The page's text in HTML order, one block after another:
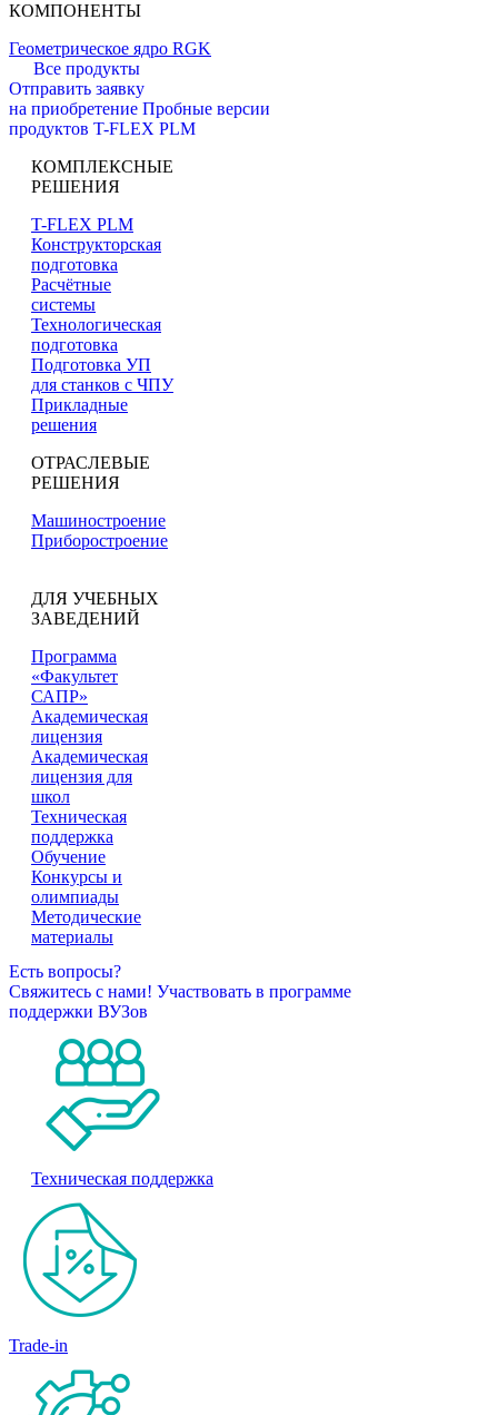
КОМПОНЕНТЫ
Геометрическое ядро RGK
Все продукты
Отправить заявку
на приобретение Пробные версии
продуктов T-FLEX PLM
КОМПЛЕКСНЫЕ
РЕШЕНИЯ
T-FLEX PLM
Конструкторская
подготовка
Расчётные
системы
Технологическая
подготовка
Подготовка УП
для станков с ЧПУ
Прикладные
решения
ОТРАСЛЕВЫЕ
РЕШЕНИЯ
Машиностроение
Приборостроение
ДЛЯ УЧЕБНЫХ
ЗАВЕДЕНИЙ
Программа
«Факультет
САПР»
Академическая
лицензия
Академическая
лицензия для
школ
Техническая
поддержка
Обучение
Конкурсы и
олимпиады
Методические
материалы
Есть вопросы?
Свяжитесь с нами! Участвовать в программе
поддержки ВУЗов
Техническая поддержка
Trade-in